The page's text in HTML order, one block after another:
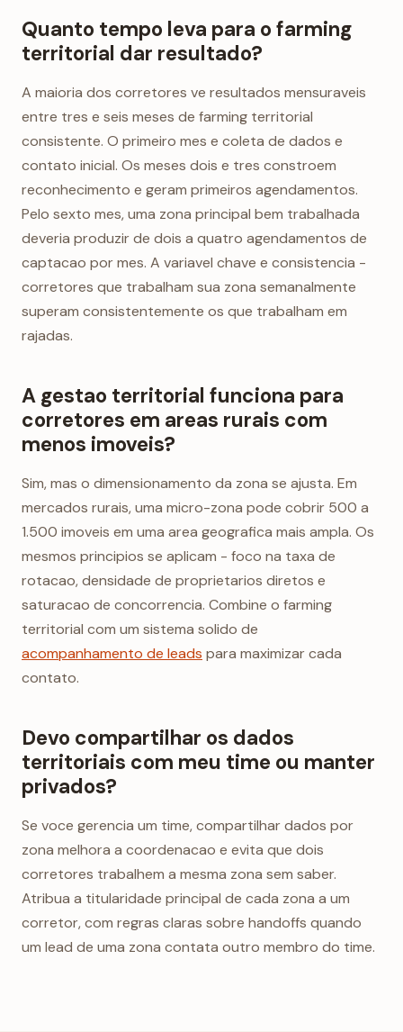
Quanto tempo leva para o farming
territorial dar resultado?
A maioria dos corretores ve resultados mensuraveis
entre tres e seis meses de farming territorial
consistente. O primeiro mes e coleta de dados e
contato inicial. Os meses dois e tres constroem
reconhecimento e geram primeiros agendamentos.
Pelo sexto mes, uma zona principal bem trabalhada
deveria produzir de dois a quatro agendamentos de
captacao por mes. A variavel chave e consistencia -
corretores que trabalham sua zona semanalmente
superam consistentemente os que trabalham em
rajadas.
A gestao territorial funciona para
corretores em areas rurais com
menos imoveis?
Sim, mas o dimensionamento da zona se ajusta. Em
mercados rurais, uma micro-zona pode cobrir 500 a
1.500 imoveis em uma area geografica mais ampla. Os
mesmos principios se aplicam - foco na taxa de
rotacao, densidade de proprietarios diretos e
saturacao de concorrencia. Combine o farming
territorial com um sistema solido de
acompanhamento de leads para maximizar cada
contato.
Devo compartilhar os dados
territoriais com meu time ou manter
privados?
Se voce gerencia um time, compartilhar dados por
zona melhora a coordenacao e evita que dois
corretores trabalhem a mesma zona sem saber.
Atribua a titularidade principal de cada zona a um
corretor, com regras claras sobre handoffs quando
um lead de uma zona contata outro membro do time.